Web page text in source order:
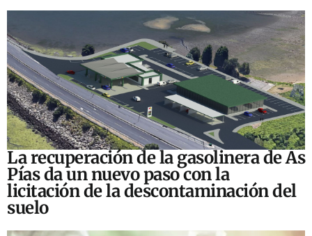
La recuperación de la gasolinera de As
Pías da un nuevo paso con la
licitación de la descontaminación del
suelo